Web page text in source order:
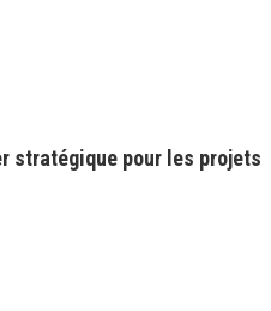
stratégique pour les projets